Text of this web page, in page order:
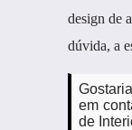
design de
dúvida, a
em
de